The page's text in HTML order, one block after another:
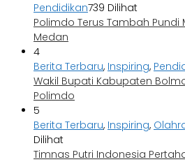
Pendidikan739 Dilihat
Polimdo Terus Tambah Pundi
Medan
4
Berita Terbaru, Inspiring,
Wakil Bupati Kabupaten
Polimdo
5
Berita Terbaru, Inspiring,
Dilihat
Timnas Putri Indonesia